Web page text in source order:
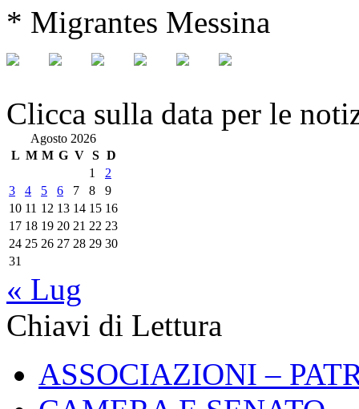
* Migrantes Messina
Clicca sulla data per le
Agosto 2026
L M M G V S D
1
2
3
4 5 6 7 8
9
10 11 12 13 14 15 16
17 18 19 20 21 22 23
24 25 26 27 28 29 30
31
« Lug
Chiavi di Lettura
ASSOCIAZIONI –